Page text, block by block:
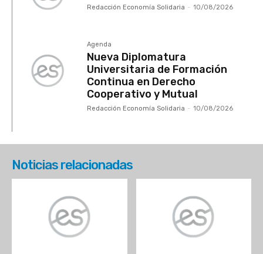
Redacción Economía Solidaria - 10/08/2026
Agenda
Nueva Diplomatura
Universitaria de Formación
Continua en Derecho
Cooperativo y Mutual
Redacción Economía Solidaria - 10/08/2026
Noticias relacionadas